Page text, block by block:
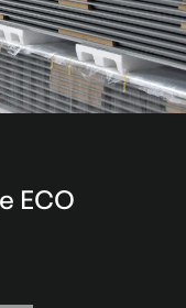
ECO